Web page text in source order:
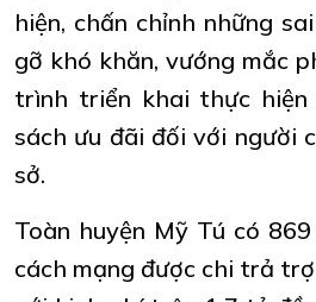
hiện, chấn chỉnh những
gỡ khó khăn, vướng mắc
trình triển khai thực hiện
sách ưu đãi đối với người
sở.
Toàn huyện Mỹ Tú có
cách mạng được chi trả